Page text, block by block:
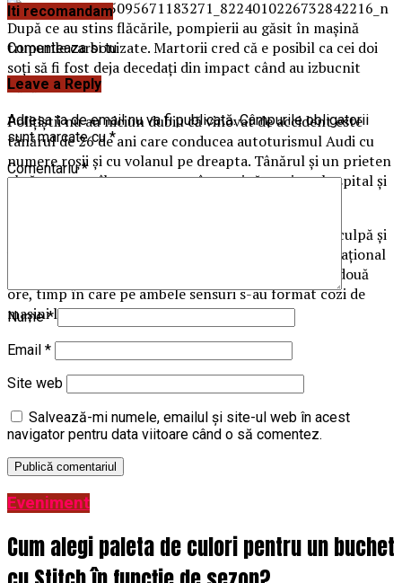
După ce au stins flăcările, pompierii au găsit în mașină
trupurile carbonizate. Martorii cred că e posibil ca cei doi
soți să fi fost deja decedați din impact când au izbucnit
flăcările.
Polițiștii nu au niciun dubiu că vinovat de accident este
tânărul de 26 de ani care conducea autoturismul Audi cu
numere roșii și cu volanul pe dreapta. Tânărul și un prieten
al său pe care îl avea pasager în mașină au ajuns la spital și
Tânărul s-a ales cu dosar penal pentru ucidere din culpă și
vătămare corporală din culpă. Traficul pe drumul național
10 a fost blocat din cauza accidentului mai bine de două
ore, timp în care pe ambele sensuri s-au format cozi de
mașini lungi de peste trei kilometri.
Iti recomandam
Comenteaza si tu
Leave a Reply
Adresa ta de email nu va fi publicată. Câmpurile obligatorii
sunt marcate cu*
Comentariu*
Nume*
Email *
Site web
Salvează-mi numele, emailul și site-ul web în acest
navigator pentru data viitoare când o să comentez.
Eveniment
Cum alegi paleta de culori pentru un buchet